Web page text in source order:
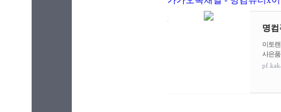
명
이토
사은